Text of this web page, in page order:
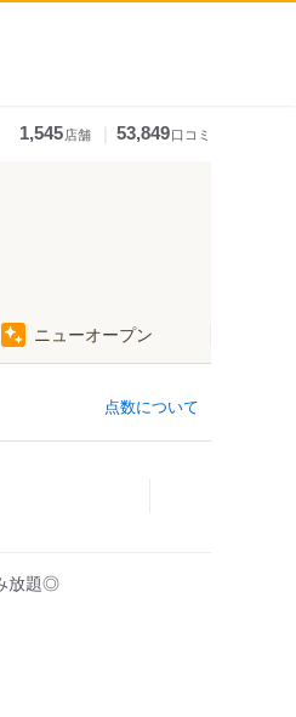
1,545店舗 53,849口コミ
ニューオープン
点数について
放題◎